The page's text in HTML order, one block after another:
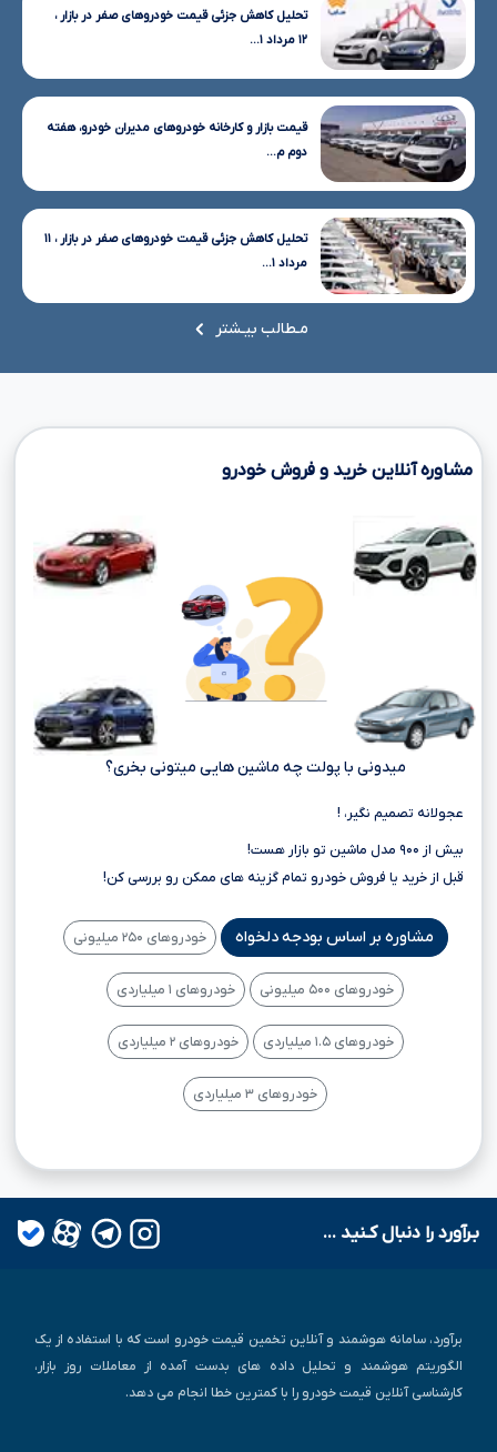
تحلیل کاهش جزئی قیمت خودروهای صفر در بازار ،
۱۲ مرداد ۱...
قیمت بازار و کارخانه خودروهای مدیران خودرو، هفته
دوم م...
تحلیل کاهش جزئی قیمت خودروهای صفر در بازار ، ۱۱
مرداد ۱...
مـطالب بیـشتر
مشاوره آنلاین خرید و فروش خودرو
میدونی با پولت چه ماشین هایی میتونی بخری؟
عجولانه تصمیم نگیر، !
بیش از ۹۰۰ مدل ماشین تو بازار هست!
قبل از خرید یا فروش خودرو تمام گزینه های ممکن رو بررسی کن!
مشاوره بر اساس بودجه دلخواه خودروهای ۲۵۰ میلیونی
خودروهای ۵۰۰ میلیونی خودروهای ۱ میلیاردی
خودروهای ۱.۵ میلیاردی خودروهای ۲ میلیاردی
خودروهای ۳ میلیاردی
بـرآورد را دنبال کـنید ...
برآورد، سامانه هوشمند و آنلاین تخمین قیمت خودرو است که با استفاده از یک
الگوریتم هوشمند و تحلیل داده های بدست آمده از معاملات روز بازار،
کارشناسی آنلاین قیمت خودرو را با کمترین خطا انجام می دهد.